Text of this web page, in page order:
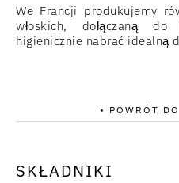
We Francji produkujemy
włoskich, dołączaną
higienicznie nabrać idealną
• POWRÓT
SKŁADNIKI